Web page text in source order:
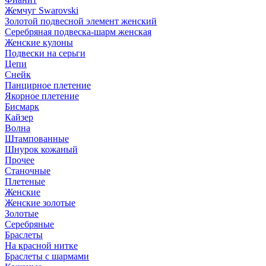
Жемчуг Swarovski
Золотой подвесной элемент женcкий
Серебряная подвеска-шарм женская
Женские кулоны
Подвески на серьги
Цепи
Снейк
Панцирное плетение
Якорное плетение
Бисмарк
Кайзер
Волна
Штампованные
Шнурок кожаный
Прочее
Станочные
Плетеные
Женские
Женские золотые
Золотые
Серебряные
Браслеты
На красной нитке
Браслеты с шармами